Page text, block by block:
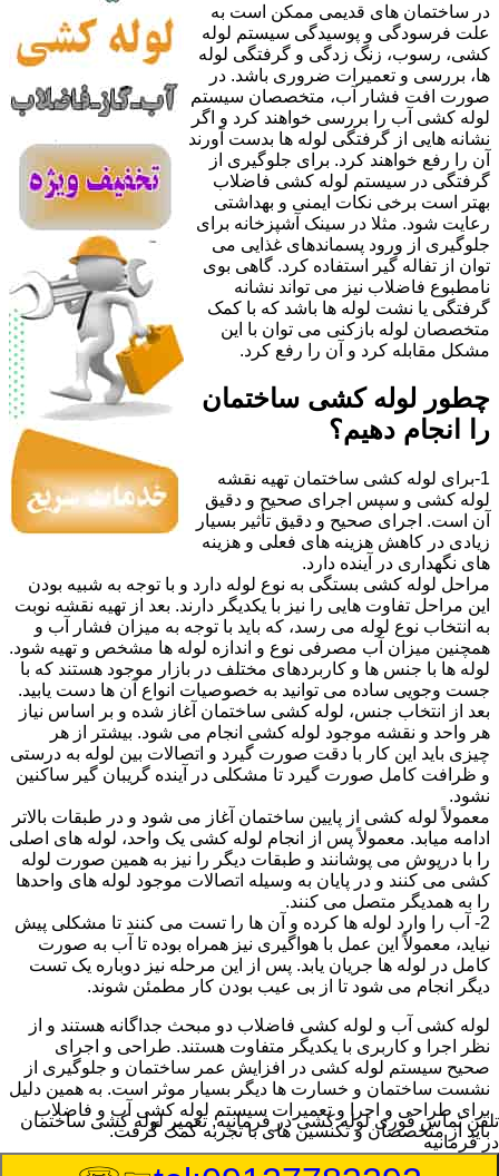
در ساختمان های قدیمی ممکن است به
علت فرسودگی و پوسیدگی سیستم لوله
کشی، رسوب، زنگ زدگی و گرفتگی لوله
ها، بررسی و تعمیرات ضروری باشد. در
صورت افت فشار آب، متخصصان سیستم
لوله کشی آب را بررسی خواهند کرد و اگر
نشانه هایی از گرفتگی لوله ها بدست آورند
آن را رفع خواهند کرد. برای جلوگیری از
گرفتگی در سیستم لوله کشی فاضلاب
بهتر است برخی نکات ایمنی و بهداشتی
رعایت شود. مثلا در سینک آشپزخانه برای
جلوگیری از ورود پسماندهای غذایی می
توان از تفاله گیر استفاده کرد. گاهی بوی
نامطبوع فاضلاب نیز می تواند نشانه
گرفتگی یا نشت لوله ها باشد که با کمک
متخصصان لوله بازکنی می توان با این
مشکل مقابله کرد و آن را رفع کرد.
چطور لوله کشی ساختمان
را انجام دهیم؟
1-برای لوله کشی ساختمان تهیه نقشه
لوله کشی و سپس اجرای صحیح و دقیق
آن است. اجرای صحیح و دقیق تأثیر بسیار
زیادی در کاهش هزینه های فعلی و هزینه
های نگهداری در آینده دارد.
مراحل لوله کشی بستگی به نوع لوله دارد و با توجه به شبیه بودن
این مراحل تفاوت هایی را نیز با یکدیگر دارند. بعد از تهیه نقشه نوبت
به انتخاب نوع لوله می رسد، که باید با توجه به میزان فشار آب و
همچنین میزان آب مصرفی نوع و اندازه لوله ها مشخص و تهیه شود.
لوله ها با جنس ها و کاربردهای مختلف در بازار موجود هستند که با
جست وجویی ساده می توانید به خصوصیات انواع آن ها دست یابید.
بعد از انتخاب جنس، لوله کشی ساختمان آغاز شده و بر اساس نیاز
هر واحد و نقشه موجود لوله کشی انجام می شود. بیشتر از هر
چیزی باید این کار با دقت صورت گیرد و اتصالات بین لوله به درستی
و ظرافت کامل صورت گیرد تا مشکلی در آینده گریبان گیر ساکنین
نشود.
معمولاً لوله کشی از پایین ساختمان آغاز می شود و در طبقات بالاتر
ادامه میابد. معمولاً پس از انجام لوله کشی یک واحد، لوله های اصلی
را با درپوش می پوشانند و طبقات دیگر را نیز به همین صورت لوله
کشی می کنند و در پایان به وسیله اتصالات موجود لوله های واحدها
را به همدیگر متصل می کنند.
2- آب را وارد لوله ها کرده و آن ها را تست می کنند تا مشکلی پیش
نیاید، معمولاً این عمل با هواگیری نیز همراه بوده تا آب به صورت
کامل در لوله ها جریان یابد. پس از این مرحله نیز دوباره یک تست
دیگر انجام می شود تا از بی عیب بودن کار مطمئن شوند.
لوله کشی آب و لوله کشی فاضلاب دو مبحث جداگانه هستند و از
نظر اجرا و کاربری با یکدیگر متفاوت هستند. طراحی و اجرای
صحیح سیستم لوله کشی در افزایش عمر ساختمان و جلوگیری از
نشست ساختمان و خسارت ها دیگر بسیار موثر است. به همین دلیل
برای طراحی و اجرا و تعمیرات سیستم لوله کشی آب و فاضلاب
باید از متخصصان و تکنسین های با تجربه کمک گرفت.
تلفن تماس فوریلوله کشی در فرمانیه, تعمیر لوله کشی ساختمان
در فرمانیه